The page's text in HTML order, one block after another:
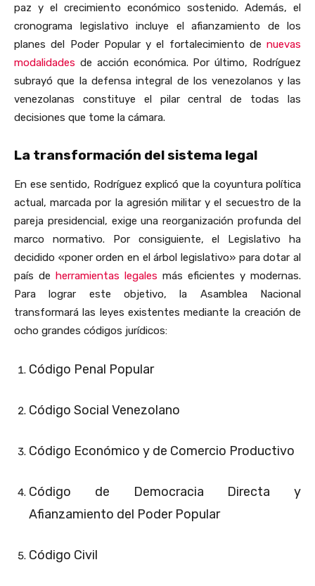
paz y el crecimiento económico sostenido. Además, el
cronograma legislativo incluye el afianzamiento de los
planes del Poder Popular y el fortalecimiento de nuevas
modalidades de acción económica. Por último, Rodríguez
subrayó que la defensa integral de los venezolanos y las
venezolanas constituye el pilar central de todas las
decisiones que tome la cámara.
La transformación del sistema legal
En ese sentido, Rodríguez explicó que la coyuntura política
actual, marcada por la agresión militar y el secuestro de la
pareja presidencial, exige una reorganización profunda del
marco normativo. Por consiguiente, el Legislativo ha
decidido «poner orden en el árbol legislativo» para dotar al
país de herramientas legales más eficientes y modernas.
Para lograr este objetivo, la Asamblea Nacional
transformará las leyes existentes mediante la creación de
ocho grandes códigos jurídicos:
Código Penal Popular
Código Social Venezolano
Código Económico y de Comercio Productivo
Código de Democracia Directa y
Afianzamiento del Poder Popular
Código Civil